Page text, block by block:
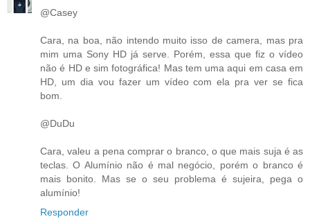
@Casey
Cara, na boa, não intendo muito isso de camera, mas pra
mim uma Sony HD já serve. Porém, essa que fiz o vídeo
não é HD e sim fotográfica! Mas tem uma aqui em casa em
HD, um dia vou fazer um vídeo com ela pra ver se fica
bom.
@DuDu
Cara, valeu a pena comprar o branco, o que mais suja é as
teclas. O Alumínio não é mal negócio, porém o branco é
mais bonito. Mas se o seu problema é sujeira, pega o
alumínio!
Responder